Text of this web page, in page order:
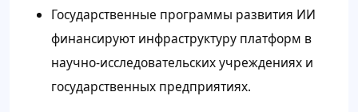
Государственные программы развития ИИ
финансируют инфраструктуру платформ в
научно-исследовательских учреждениях и
государственных предприятиях.